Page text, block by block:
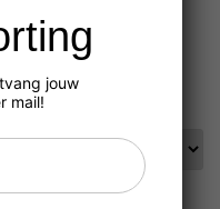
jouw
mail!